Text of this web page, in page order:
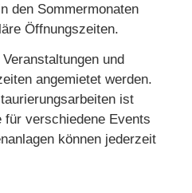
den Sommermonaten
Öffnungszeiten.
und
angemietet werden.
ist
verschiedene Events
können jederzeit